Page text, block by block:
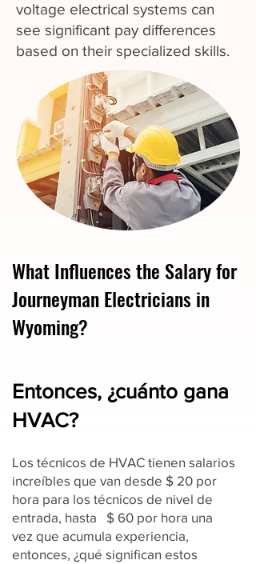
voltage electrical systems can
see significant pay differences
based on their specialized skills.
What Influences the Salary for
Journeyman Electricians in
Wyoming?
Entonces, ¿cuánto gana
HVAC?
Los técnicos de HVAC tienen salarios
increíbles que van desde $ 20 por
hora para los técnicos de nivel de
entrada, hasta $ 60 por hora una
vez que acumula experiencia,
entonces, ¿qué significan estos